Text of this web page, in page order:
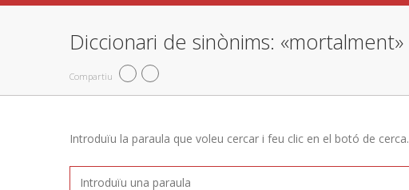
Diccionari de sinònims: «mortalment»
Compartiu
Introduïu la paraula que voleu cercar i feu clic en el botó de cerca.